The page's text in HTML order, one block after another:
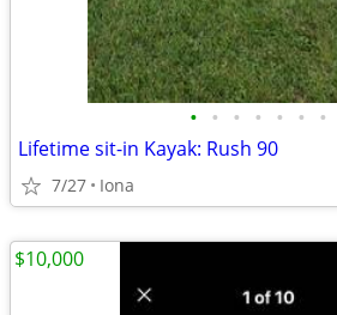
• • • • • • •
Lifetime sit-in Kayak: Rush 90
7/27 Iona
$10,000